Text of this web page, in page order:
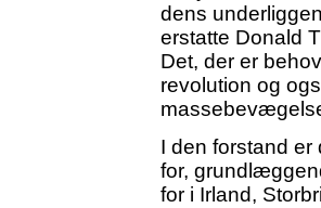
dens
erstatte Donald
Det, der er
revolution og
I den forstand er
for,
for i Irland,